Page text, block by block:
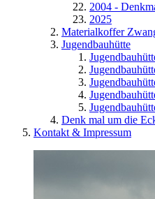
2004 -
2025
Materialkoffer
Jugendbauhütte
Denk mal um die
Kontakt & Impressum